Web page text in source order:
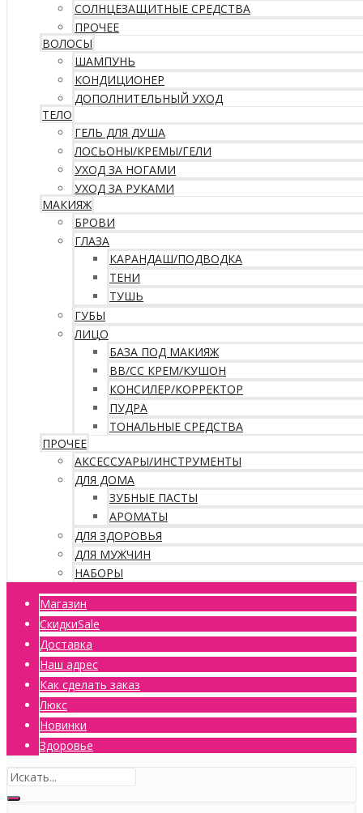
СОЛНЦЕЗАЩИТНЫЕ СРЕДСТВА
ПРОЧЕЕ
ВОЛОСЫ
ШАМПУНЬ
КОНДИЦИОНЕР
ДОПОЛНИТЕЛЬНЫЙ УХОД
ТЕЛО
ГЕЛЬ ДЛЯ ДУША
ЛОСЬОНЫ/КРЕМЫ/ГЕЛИ
УХОД ЗА НОГАМИ
УХОД ЗА РУКАМИ
МАКИЯЖ
БРОВИ
ГЛАЗА
КАРАНДАШ/ПОДВОДКА
ТЕНИ
ТУШЬ
ГУБЫ
ЛИЦО
БАЗА ПОД МАКИЯЖ
ВВ/CC КРЕМ/КУШОН
КОНСИЛЕР/КОРРЕКТОР
ПУДРА
ТОНАЛЬНЫЕ СРЕДСТВА
ПРОЧЕЕ
АКСЕССУАРЫ/ИНСТРУМЕНТЫ
ДЛЯ ДОМА
ЗУБНЫЕ ПАСТЫ
АРОМАТЫ
ДЛЯ ЗДОРОВЬЯ
ДЛЯ МУЖЧИН
НАБОРЫ
Магазин
СкидкиSale
Доставка
Наш адрес
Как сделать заказ
Люкс
Новинки
Здоровье